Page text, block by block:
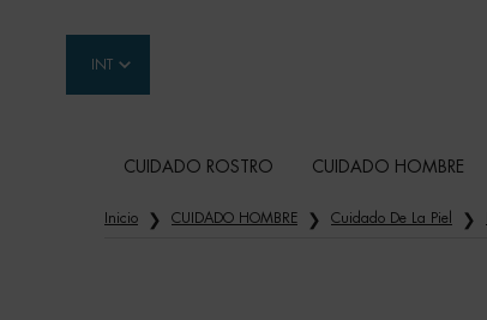
INT
CUIDADO ROSTRO CUIDADO HOMBRE
Contenido principal
Inicio CUIDADO HOMBRE Cuidado De La Piel